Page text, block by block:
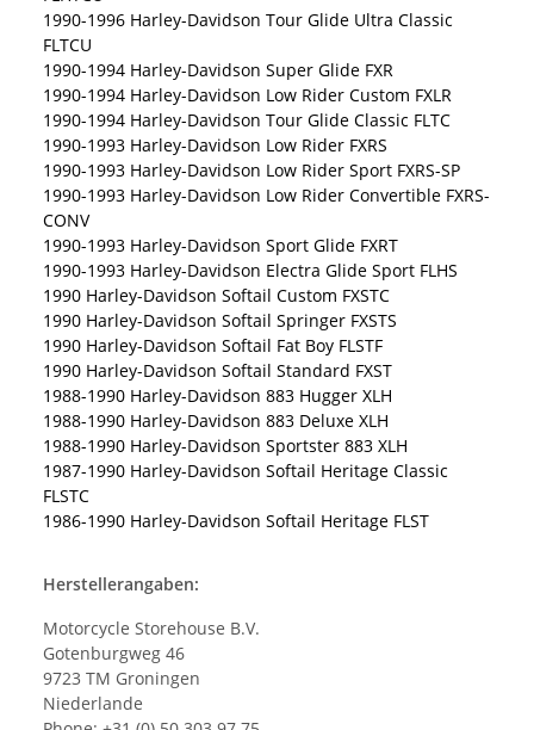
1990-1996 Harley-Davidson Tour Glide Ultra Classic
FLTCU
1990-1994 Harley-Davidson Super Glide FXR
1990-1994 Harley-Davidson Low Rider Custom FXLR
1990-1994 Harley-Davidson Tour Glide Classic FLTC
1990-1993 Harley-Davidson Low Rider FXRS
1990-1993 Harley-Davidson Low Rider Sport FXRS-SP
1990-1993 Harley-Davidson Low Rider Convertible FXRS-
CONV
1990-1993 Harley-Davidson Sport Glide FXRT
1990-1993 Harley-Davidson Electra Glide Sport FLHS
1990 Harley-Davidson Softail Custom FXSTC
1990 Harley-Davidson Softail Springer FXSTS
1990 Harley-Davidson Softail Fat Boy FLSTF
1990 Harley-Davidson Softail Standard FXST
1988-1990 Harley-Davidson 883 Hugger XLH
1988-1990 Harley-Davidson 883 Deluxe XLH
1988-1990 Harley-Davidson Sportster 883 XLH
1987-1990 Harley-Davidson Softail Heritage Classic
FLSTC
1986-1990 Harley-Davidson Softail Heritage FLST
Herstellerangaben:
Motorcycle Storehouse B.V.
Gotenburgweg 46
9723 TM Groningen
Niederlande